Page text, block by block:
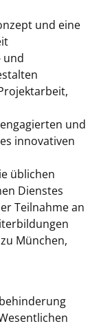
und eine
und
und
innovativen
üblichen
Dienstes
Teilnahme an
München,